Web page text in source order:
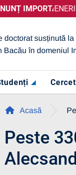
UBc A
PARTENERI –
doctorat susținută
Bacău în domeniul
PRELUNGIRE
PARTENERI –
ECONOMICI
Acasă
Peste